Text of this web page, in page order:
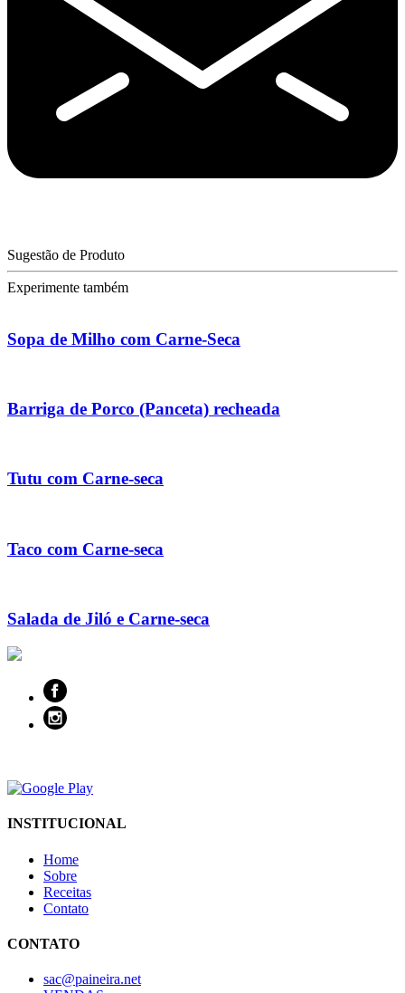
Sugestão de Produto
Experimente também
Sopa de Milho com Carne-Seca
Barriga de Porco (Panceta) recheada
Tutu com Carne-seca
Taco com Carne-seca
Salada de Jiló e Carne-seca
INSTITUCIONAL
Home
Sobre
Receitas
Contato
CONTATO
sac@paineira.net